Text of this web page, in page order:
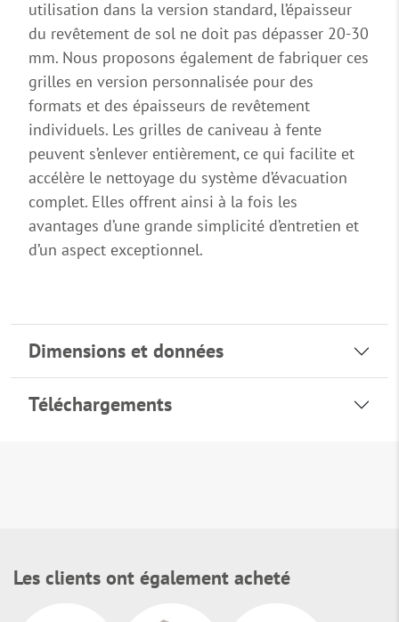
utilisation dans la version standard, l’épaisseur
du revêtement de sol ne doit pas dépasser 20-30
mm. Nous proposons également de fabriquer ces
grilles en version personnalisée pour des
formats et des épaisseurs de revêtement
individuels. Les grilles de caniveau à fente
peuvent s’enlever entièrement, ce qui facilite et
accélère le nettoyage du système d’évacuation
complet. Elles offrent ainsi à la fois les
avantages d’une grande simplicité d’entretien et
d’un aspect exceptionnel.
Dimensions et données
Téléchargements
Les clients ont également acheté